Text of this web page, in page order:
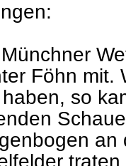
Föhn mit.
so
an